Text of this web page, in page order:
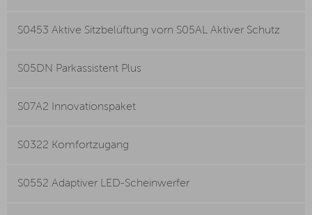
S0453 Aktive Sitzbelüftung vorn S05AL Aktiver Schutz
S05DN Parkassistent Plus
S07A2 Innovationspaket
S0322 Komfortzugang
S0552 Adaptiver LED-Scheinwerfer